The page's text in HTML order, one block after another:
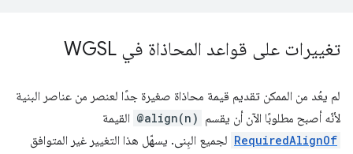
تغييرات على قواعد المحاذاة في WGSL
لم يعُد من الممكن تقديم قيمة محاذاة صغيرة جدًا لعنصر من عناصر البنية
لأنّه أصبح مطلوبًا الآن أن يقسم @align(n) القيمة
RequiredAlignOf لجميع البِنى. يسهّل هذا التغيير غير المتوافق